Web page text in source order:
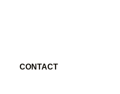
CONTACT